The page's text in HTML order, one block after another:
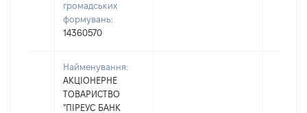
громадських
формувань:
14360570
Найменування:
АКЦІОНЕРНЕ
ТОВАРИСТВО
"ПІРЕУС БАНК